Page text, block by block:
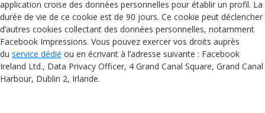
application croise des données personnelles pour établir un profil. La
durée de vie de ce cookie est de 90 jours. Ce cookie peut déclencher
d’autres cookies collectant des données personnelles, notamment
Facebook Impressions. Vous pouvez exercer vos droits auprès
du service dédié ou en écrivant à l’adresse suivante : Facebook
Ireland Ltd., Data Privacy Officer, 4 Grand Canal Square, Grand Canal
Harbour, Dublin 2, Irlande.